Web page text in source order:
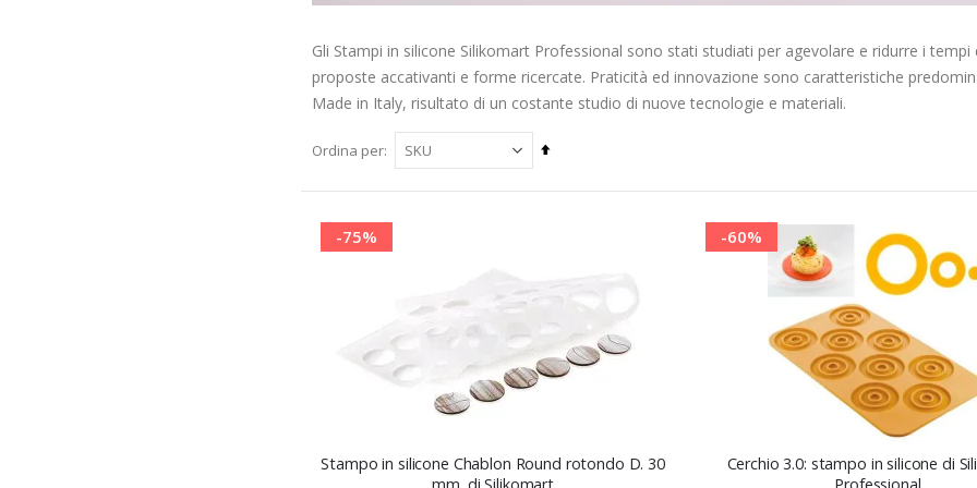
Gli Stampi in silicone Silikomart Professional sono stati studiati per agevolare e ridurre i
proposte accativanti e forme ricercate. Praticità ed innovazione sono caratteristiche
Made in Italy, risultato di un costante studio di nuove tecnologie e materiali.
Ordina per
Imposta
-75%
Stampo in silicone Chablon Round rotondo D. 30
-60%
Cerchio 3.0: stampo in silicone di